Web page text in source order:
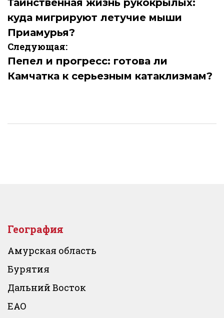
по
записям
Таинственная жизнь рукокрылых:
куда мигрируют летучие мыши
Приамурья?
Следующая:
Пепел и прогресс: готова ли
Камчатка к серьезным катаклизмам?
География
Амурская область
Бурятия
Дальний Восток
ЕАО